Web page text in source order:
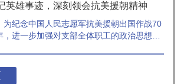
学院副院长、党组成员孙坦、中国农村技术
中心主任邓小明、副主任孙传范、中国农业
院国际合作局局长张亚辉、...
英雄事迹，深刻领会抗美援朝精神
为纪念中国人民志愿军抗美援朝出国作战70
，进一步加强对支部全体职工的政治思想教